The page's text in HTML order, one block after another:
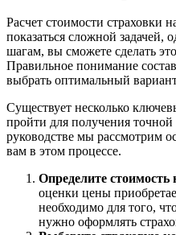
Расчет стоимости страховки
показаться сложной задачей,
шагам, вы сможете сделать
Правильное понимание
выбрать оптимальный
Существует несколько
пройти для получения
руководстве мы рассмотрим
вам в этом процессе.
Определите
оценки цены
необходимо для того,
нужно оформлять